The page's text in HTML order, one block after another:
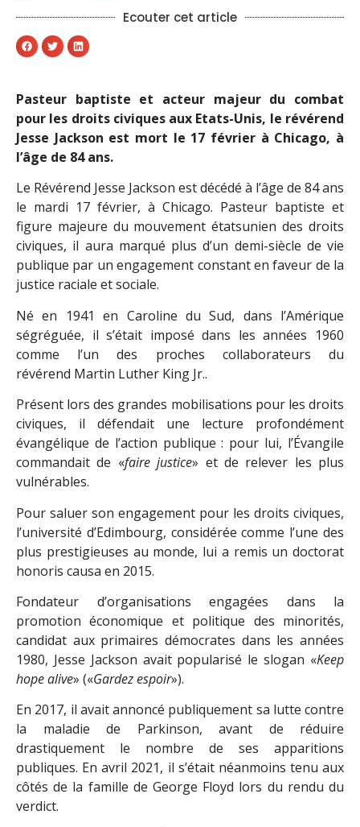
Ecouter cet article
Pasteur baptiste et acteur majeur du combat
pour les droits civiques aux Etats-Unis, le révérend
Jesse Jackson est mort le 17 février à Chicago, à
l’âge de 84 ans.
Le Révérend Jesse Jackson est décédé à l’âge de 84 ans
le mardi 17 février, à Chicago. Pasteur baptiste et
figure majeure du mouvement étatsunien des droits
civiques, il aura marqué plus d’un demi-siècle de vie
publique par un engagement constant en faveur de la
justice raciale et sociale.
Né en 1941 en Caroline du Sud, dans l’Amérique
ségréguée, il s’était imposé dans les années 1960
comme l’un des proches collaborateurs du
révérend Martin Luther King Jr..
Présent lors des grandes mobilisations pour les droits
civiques, il défendait une lecture profondément
évangélique de l’action publique : pour lui, l’Évangile
commandait de «faire justice» et de relever les plus
vulnérables.
Pour saluer son engagement pour les droits civiques,
l’université d’Edimbourg, considérée comme l’une des
plus prestigieuses au monde, lui a remis un doctorat
honoris causa en 2015.
Fondateur d’organisations engagées dans la
promotion économique et politique des minorités,
candidat aux primaires démocrates dans les années
1980, Jesse Jackson avait popularisé le slogan «Keep
hope alive» («Gardez espoir»).
En 2017, il avait annoncé publiquement sa lutte contre
la maladie de Parkinson, avant de réduire
drastiquement le nombre de ses apparitions
publiques. En avril 2021, il s’était néanmoins tenu aux
côtés de la famille de George Floyd lors du rendu du
verdict.